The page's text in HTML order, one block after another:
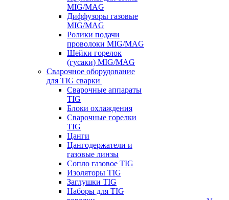
MIG/MAG
Диффузоры газовые
MIG/MAG
Ролики подачи
проволоки MIG/MAG
Шейки горелок
(гусаки) MIG/MAG
Сварочное оборудование
для TIG сварки
Сварочные аппараты
TIG
Блоки охлаждения
Сварочные горелки
TIG
Цанги
Цангодержатели и
газовые линзы
Сопло газовое TIG
Изоляторы TIG
Заглушки TIG
Наборы для TIG